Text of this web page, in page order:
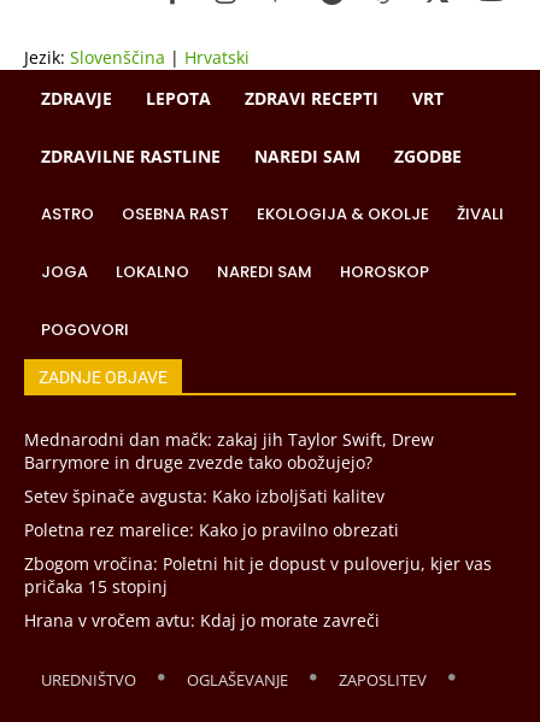
Jezik: Slovenščina | Hrvatski
ZDRAVJE
LEPOTA ZDRAVI RECEPTI VRT
ZDRAVILNE RASTLINE NAREDI SAM ZGODBE
ASTRO OSEBNA RAST EKOLOGIJA & OKOLJE ŽIVALI
JOGA LOKALNO NAREDI SAM HOROSKOP
POGOVORI
ZADNJE OBJAVE
Mednarodni dan mačk: zakaj jih Taylor Swift, Drew
Barrymore in druge zvezde tako obožujejo?
Setev špinače avgusta: Kako izboljšati kalitev
Poletna rez marelice: Kako jo pravilno obrezati
Zbogom vročina: Poletni hit je dopust v puloverju, kjer vas
pričaka 15 stopinj
Hrana v vročem avtu: Kdaj jo morate zavreči
UREDNIŠTVO OGLAŠEVANJE ZAPOSLITEV